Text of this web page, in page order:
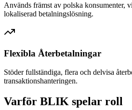
Används främst av polska konsumenter,
lokaliserad betalningslösning.
Flexibla Återbetalningar
Stöder fullständiga, flera och delvisa
transaktionshanteringen.
Varför BLIK spelar roll